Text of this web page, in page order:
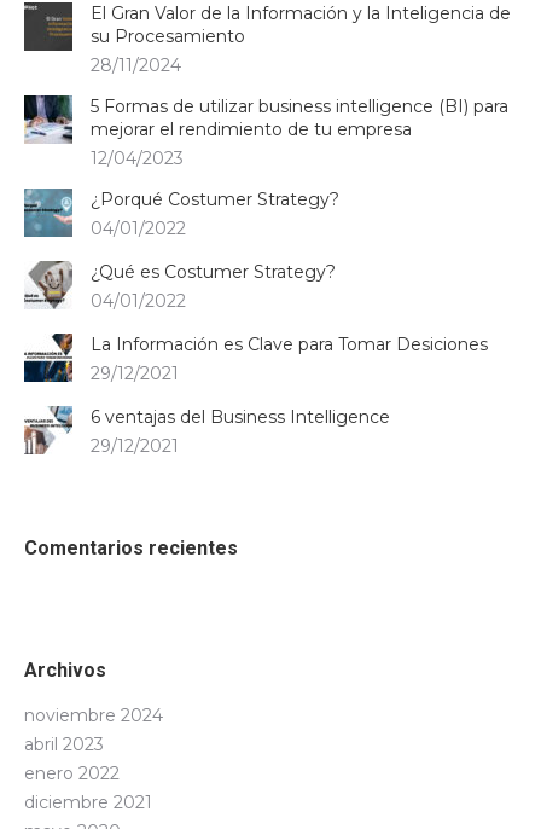
El Gran Valor de la Información y la Inteligencia de
su Procesamiento
28/11/2024
5 Formas de utilizar business intelligence (BI) para
mejorar el rendimiento de tu empresa
12/04/2023
¿Porqué Costumer Strategy?
04/01/2022
¿Qué es Costumer Strategy?
04/01/2022
La Información es Clave para Tomar Desiciones
29/12/2021
6 ventajas del Business Intelligence
29/12/2021
Comentarios recientes
Archivos
noviembre 2024
abril 2023
enero 2022
diciembre 2021